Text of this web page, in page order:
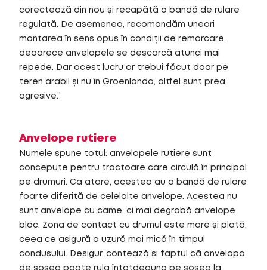
corectează din nou și recapătă o bandă de rulare
regulată. De asemenea, recomandăm uneori
montarea în sens opus în condiții de remorcare,
deoarece anvelopele se descarcă atunci mai
repede. Dar acest lucru ar trebui făcut doar pe
teren arabil și nu în Groenlanda, altfel sunt prea
agresive.”
Anvelope rutiere
Numele spune totul: anvelopele rutiere sunt
concepute pentru tractoare care circulă în principal
pe drumuri. Ca atare, acestea au o bandă de rulare
foarte diferită de celelalte anvelope. Acestea nu
sunt anvelope cu came, ci mai degrabă anvelope
bloc. Zona de contact cu drumul este mare și plată,
ceea ce asigură o uzură mai mică în timpul
condusului. Desigur, contează și faptul că anvelopa
de șosea poate rula întotdeauna pe șosea la